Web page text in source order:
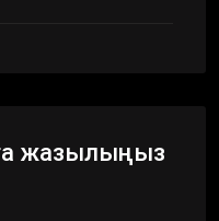
жазылыңыз